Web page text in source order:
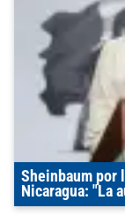
Sheinbaum por
Nicaragua: "La